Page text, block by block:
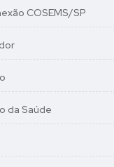
COSEMS/SP
da Saúde